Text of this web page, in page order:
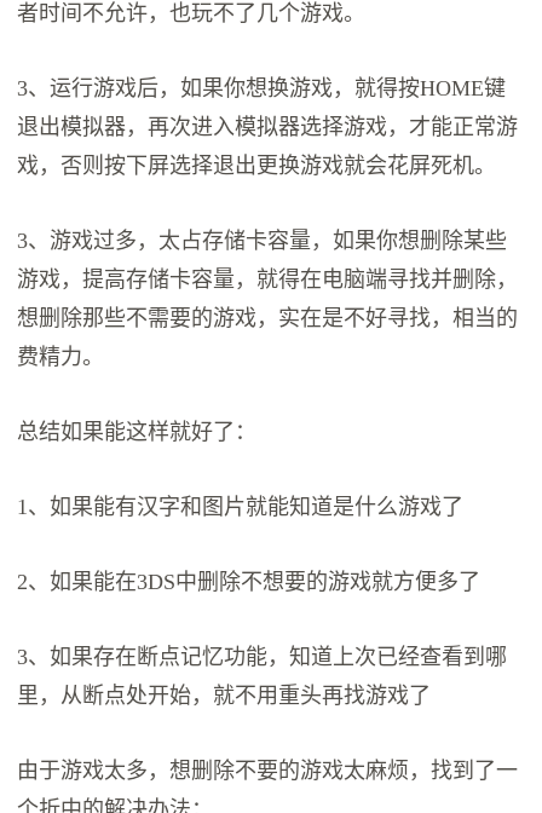
者时间不允许，也玩不了几个游戏。
3、运行游戏后，如果你想换游戏，就得按HOME键
退出模拟器，再次进入模拟器选择游戏，才能正常游
戏，否则按下屏选择退出更换游戏就会花屏死机。
3、游戏过多，太占存储卡容量，如果你想删除某些
游戏，提高存储卡容量，就得在电脑端寻找并删除，
想删除那些不需要的游戏，实在是不好寻找，相当的
费精力。
总结如果能这样就好了：
1、如果能有汉字和图片就能知道是什么游戏了
2、如果能在3DS中删除不想要的游戏就方便多了
3、如果存在断点记忆功能，知道上次已经查看到哪
里，从断点处开始，就不用重头再找游戏了
由于游戏太多，想删除不要的游戏太麻烦，找到了一